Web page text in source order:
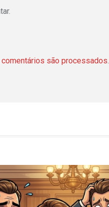
são processados.